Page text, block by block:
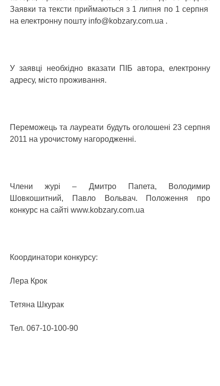
Заявки та тексти приймаються з 1 липня по 1 серпня
на електронну пошту info@kobzary.com.ua .
У заявці необхідно вказати ПІБ автора, електронну
адресу, місто проживання.
Переможець та лауреати будуть оголошені 23 серпня
2011 на урочистому нагородженні.
Члени журі – Дмитро Папета, Володимир
Шовкошитний, Павло Вольвач. Положення про
конкурс на сайті www.kobzary.com.ua
Координатори конкурсу:
Лера Крок
Тетяна Шкурак
Тел. 067-10-100-90